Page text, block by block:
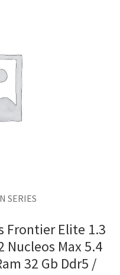
SERIES
Frontier Elite 1.3
Nucleos Max 5.4
32 Gb Ddr5 /